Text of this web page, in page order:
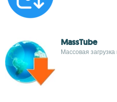
MassTube
Массовая